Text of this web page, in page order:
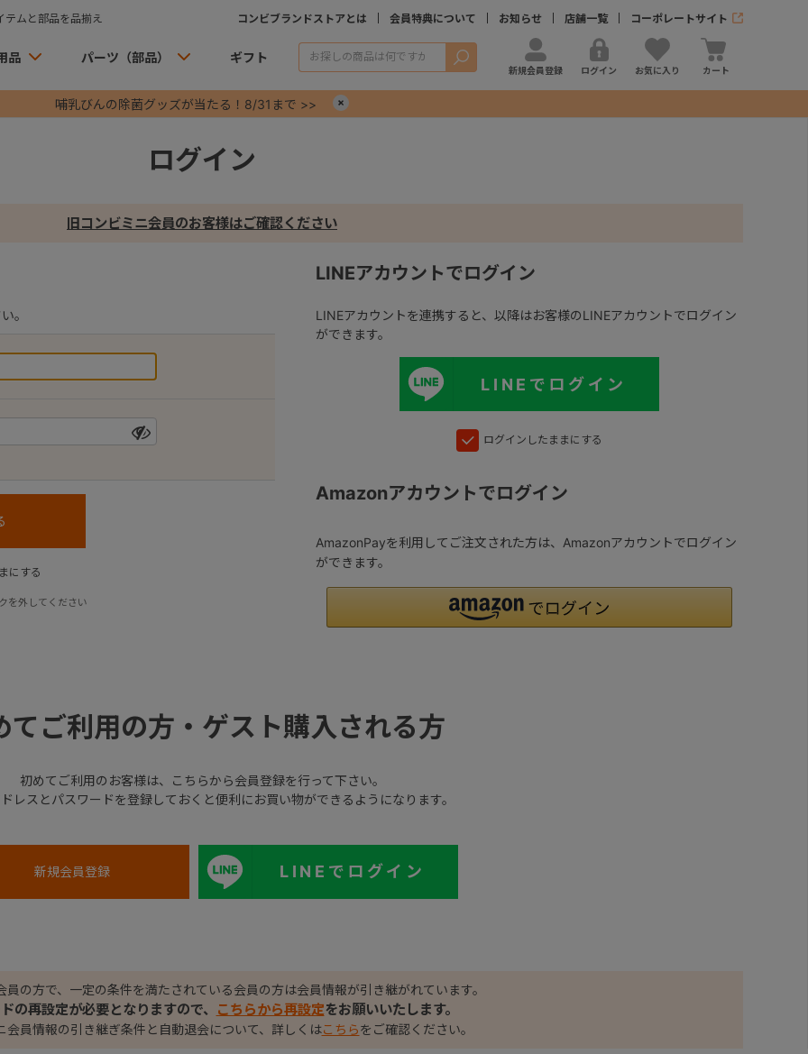
ムと部品を品揃え コンビブランドストアとは 会員特典について お知らせ 店舗一覧 コーポレートサイト
品 パーツ（部品） ギフト 検索
新規会員登録 ログイン お気に入り カート
哺乳びんの除菌グッズが当たる！8/31まで >>
ログイン
旧コンビミニ会員のお客様はご確認ください
。
にする
を外してください
LINEアカウントでログイン
LINEアカウントを連携すると、以降はお客様のLINEアカウントでログイン
ができます。
LINEでログイン
ログインしたままにする
Amazonアカウントでログイン
AmazonPayを利用してご注文された方は、Amazonアカウントでログイン
ができます。
てご利用の方・ゲスト購入される方
初めてご利用のお客様は、こちらから会員登録を行って下さい。
レスとパスワードを登録しておくと便利にお買い物ができるようになります。
LINEでログイン
員の方で、一定の条件を満たされている会員の方は会員情報が引き継がれています。
の再設定が必要となりますので、 こちらから再設定をお願いいたします。
会員情報の引き継ぎ条件と自動退会について、詳しくはこちらをご確認ください。